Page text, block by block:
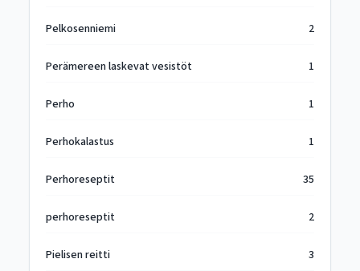
Pelkosenniemi 2
Perämereen laskevat vesistöt 1
Perho 1
Perhokalastus 1
Perhoreseptit 35
perhoreseptit 2
Pielisen reitti 3